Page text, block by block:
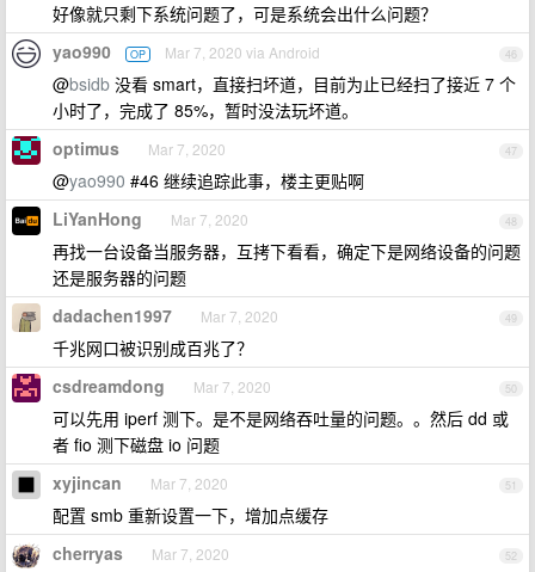
好像就只剩下系统问题了，可是系统会出什么问题？
46
yao990 OP Mar 7, 2020 via Android
@bsidb 没看 smart，直接扫坏道，目前为止已经扫了接近 7 个
小时了，完成了 85%，暂时没法玩坏道。
47
optimus Mar 7, 2020
@yao990 #46 继续追踪此事，楼主更贴啊
48
LiYanHong Mar 7, 2020
再找一台设备当服务器，互拷下看看，确定下是网络设备的问题
还是服务器的问题
49
dadachen1997 Mar 7, 2020
千兆网口被识别成百兆了？
50
csdreamdong Mar 7, 2020
可以先用 iperf 测下。是不是网络吞吐量的问题。。然后 dd 或
者 fio 测下磁盘 io 问题
51
xyjincan Mar 7, 2020
配置 smb 重新设置一下，增加点缓存
52
cherryas Mar 7, 2020